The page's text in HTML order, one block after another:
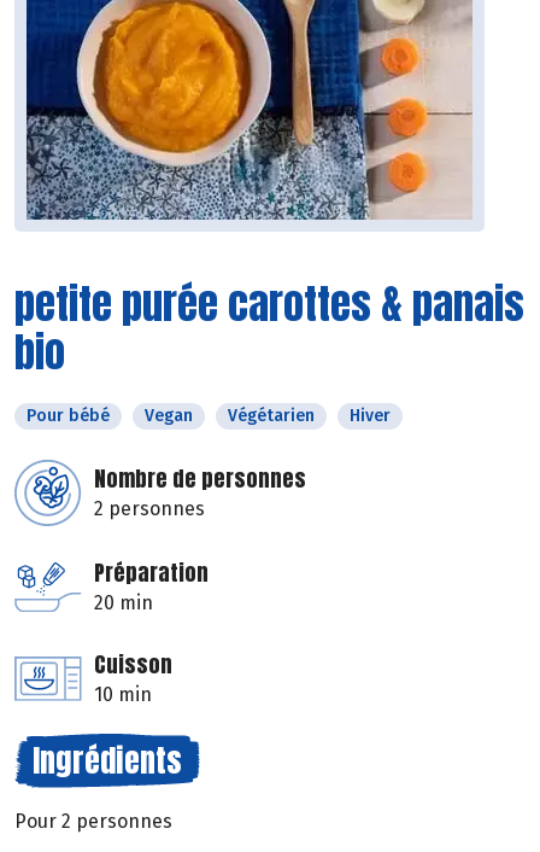
petite purée carottes & panais
bio
Pour bébé Vegan Végétarien Hiver
Nombre de personnes
2 personnes
Préparation
20 min
Cuisson
10 min
Ingrédients
Pour 2 personnes